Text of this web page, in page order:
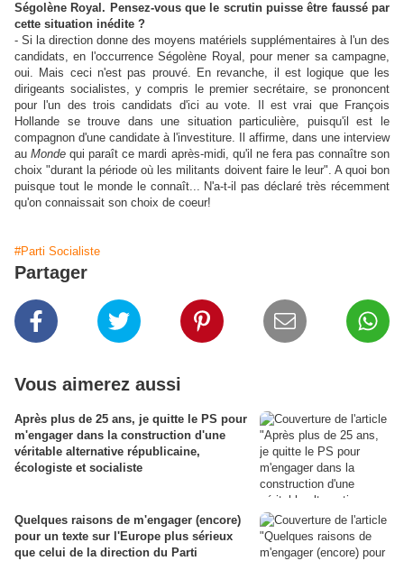
Ségolène Royal. Pensez-vous que le scrutin puisse être faussé par
cette situation inédite ?
- Si la direction donne des moyens matériels supplémentaires à l'un des
candidats, en l'occurrence Ségolène Royal, pour mener sa campagne,
oui. Mais ceci n'est pas prouvé. En revanche, il est logique que les
dirigeants socialistes, y compris le premier secrétaire, se prononcent
pour l'un des trois candidats d'ici au vote. Il est vrai que François
Hollande se trouve dans une situation particulière, puisqu'il est le
compagnon d'une candidate à l'investiture. Il affirme, dans une interview
auMonde qui paraît ce mardi après-midi, qu'il ne fera pas connaître son
choix "durant la période où les militants doivent faire le leur". A quoi bon
puisque tout le monde le connaît... N'a-t-il pas déclaré très récemment
qu'on connaissait son choix de coeur!
#Parti Socialiste
Partager
Vous aimerez aussi
Après plus de 25 ans, je quitte le PS pour
m'engager dans la construction d'une
véritable alternative républicaine,
écologiste et socialiste
Quelques raisons de m'engager (encore)
pour un texte sur l'Europe plus sérieux
que celui de la direction du Parti